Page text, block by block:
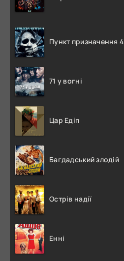
Пункт призначення 4
71 у вогні
Цар Едіп
Багдадський злодій
Острів надії
Енні